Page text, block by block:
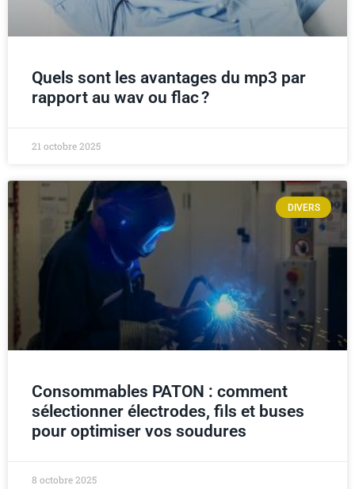
Quels sont les avantages du mp3 par
rapport au wav ou flac ?
21 octobre 2025
DIVERS
Consommables PATON : comment
sélectionner électrodes, fils et buses
pour optimiser vos soudures
8 octobre 2025